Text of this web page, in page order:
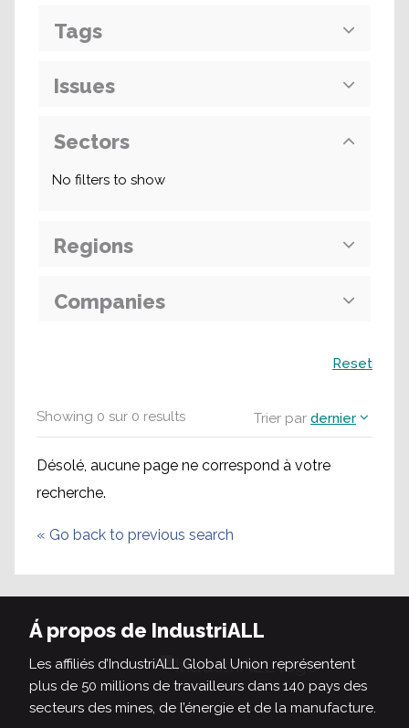
Showing 0 sur 0 results Trier par dernier
Désolé, aucune page ne correspond à votre
recherche.
« Go back to previous search
Tags
Issues
Sectors
No filters to show
Regions
Companies
Reset
Á propos de IndustriALL
Les affiliés d’IndustriALL Global Union représentent
plus de 50 millions de travailleurs dans 140 pays des
secteurs des mines, de l’énergie et de la manufacture.